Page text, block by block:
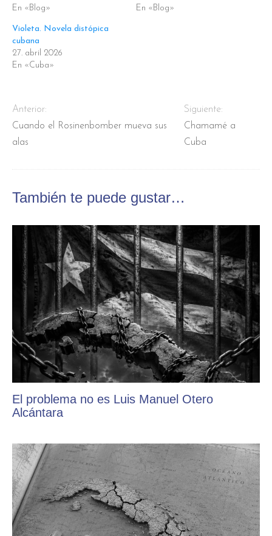
En «Blog»
En «Blog»
Violeta. Novela distópica
cubana
27. abril 2026
En «Cuba»
Anterior:
Cuando el Rosinenbomber mueva sus
alas
Siguiente:
Chamamé a
Cuba
También te puede gustar…
El problema no es Luis Manuel Otero
Alcántara